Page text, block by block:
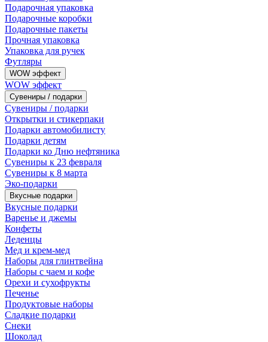
Подарочная упаковка
Подарочные коробки
Подарочные пакеты
Прочная упаковка
Упаковка для ручек
Футляры
WOW эффект
WOW эффект
Сувениры / подарки
Сувениры / подарки
Открытки и стикерпаки
Подарки автомобилисту
Подарки детям
Подарки ко Дню нефтяника
Сувениры к 23 февраля
Сувениры к 8 марта
Эко-подарки
Вкусные подарки
Вкусные подарки
Варенье и джемы
Конфеты
Леденцы
Мед и крем-мед
Наборы для глинтвейна
Наборы с чаем и кофе
Орехи и сухофрукты
Печенье
Продуктовые наборы
Сладкие подарки
Снеки
Шоколад